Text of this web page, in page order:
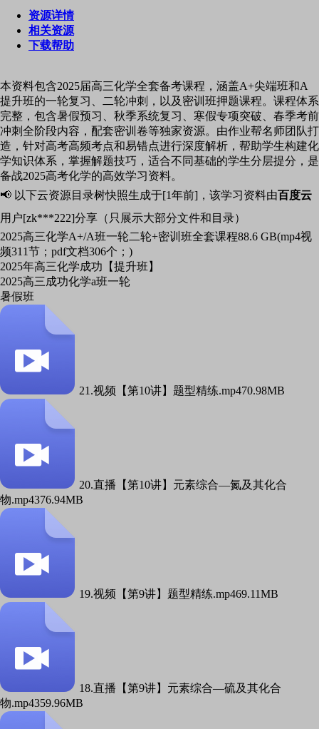
资源详情
相关资源
下载帮助
本资料包含2025届高三化学全套备考课程，涵盖A+尖端班和A
提升班的一轮复习、二轮冲刺，以及密训班押题课程。课程体系
完整，包含暑假预习、秋季系统复习、寒假专项突破、春季考前
冲刺全阶段内容，配套密训卷等独家资源。由作业帮名师团队打
造，针对高考高频考点和易错点进行深度解析，帮助学生构建化
学知识体系，掌握解题技巧，适合不同基础的学生分层提分，是
备战2025高考化学的高效学习资料。
📢 以下云资源目录树快照生成于[1年前]，该学习资料由百度云
用户[zk***222]分享（只展示大部分文件和目录）
2025高三化学A+/A班一轮二轮+密训班全套课程88.6 GB(mp4视
频311节；pdf文档306个；)
2025年高三化学成功【提升班】
2025高三成功化学a班一轮
暑假班
21.视频【第10讲】题型精练.mp470.98MB
20.直播【第10讲】元素综合—氮及其化合
物.mp4376.94MB
19.视频【第9讲】题型精练.mp469.11MB
18.直播【第9讲】元素综合—硫及其化合
物.mp4359.96MB